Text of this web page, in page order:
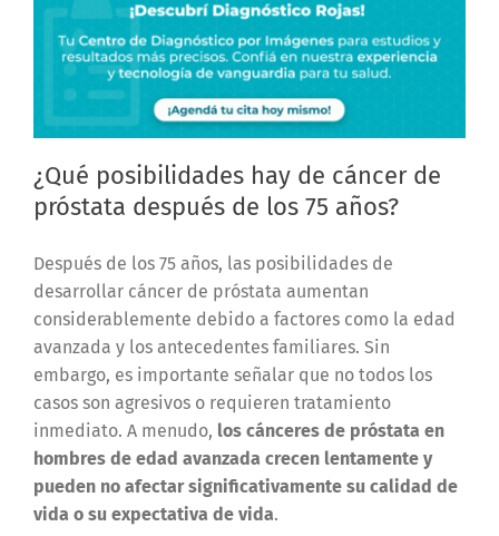
¿Qué posibilidades hay de cáncer de
próstata después de los 75 años?
Después de los 75 años, las posibilidades de
desarrollar cáncer de próstata aumentan
considerablemente debido a factores como la edad
avanzada y los antecedentes familiares. Sin
embargo, es importante señalar que no todos los
casos son agresivos o requieren tratamiento
inmediato. A menudo, los cánceres de próstata en
hombres de edad avanzada crecen lentamente y
pueden no afectar significativamente su calidad de
vida o su expectativa de vida.